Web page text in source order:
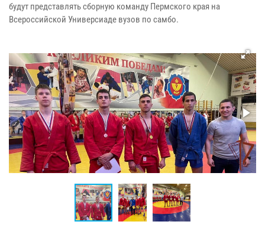
будут представлять сборную команду Пермского края на
Всероссийской Универсиаде вузов по самбо.